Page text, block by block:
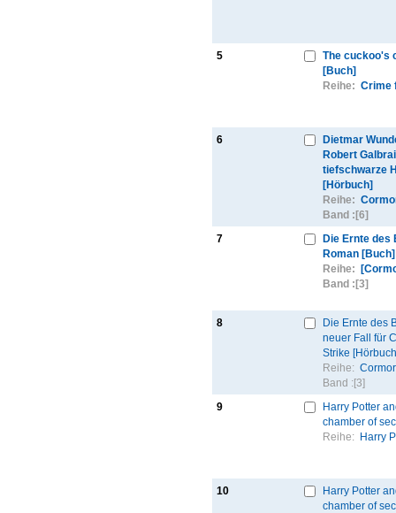
5
The cuckoo's
[Buch]
Reihe: Crime
6
Dietmar
Robert
tiefschwarze
[Hörbuch]
Reihe:
Band : [6]
7
Die Ernte des
Roman [Buch]
Reihe:
Band : [3]
8
Die Ernte des
neuer Fall für
Strike
Reihe:
Band : [3]
9
Harry Potter
chamber of
Reihe:
Harry
10
Harry Potter
chamber of